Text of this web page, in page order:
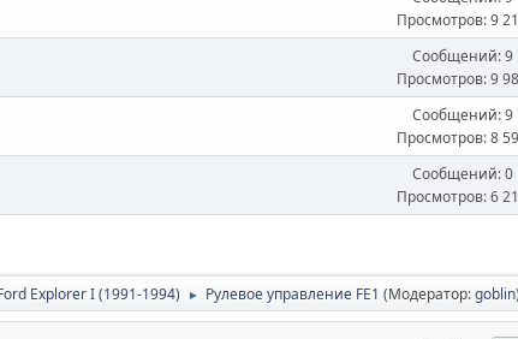
Просмотров: 9
Сообщений: 9
Просмотров: 9
Сообщений: 9
Просмотров: 8
Сообщений: 0
Просмотров: 6
Explorer I (1991-1994) ► Рулевое управление FE1 (Модератор:goblin)